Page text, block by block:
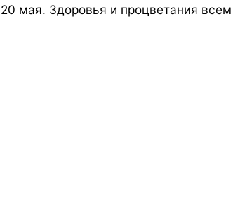
мая. Здоровья и процветания всем